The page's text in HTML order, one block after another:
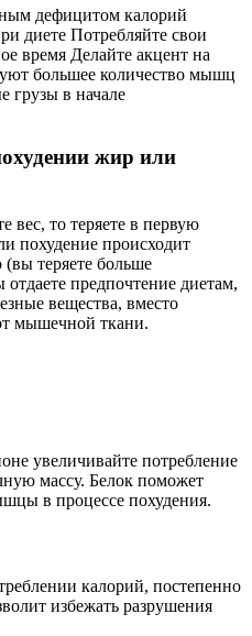
дефицитом калорий
диете Потребляйте свои
время Делайте акцент на
большее количество мышц
грузы в начале
жир или
вес, то теряете в первую
похудение происходит
теряете больше
предпочтение диетам,
вещества, вместо
мышечной ткани.
увеличивайте потребление
массу. Белок поможет
в процессе похудения.
калорий, постепенно
избежать разрушения